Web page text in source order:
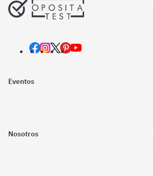
Eventos
Nosotros